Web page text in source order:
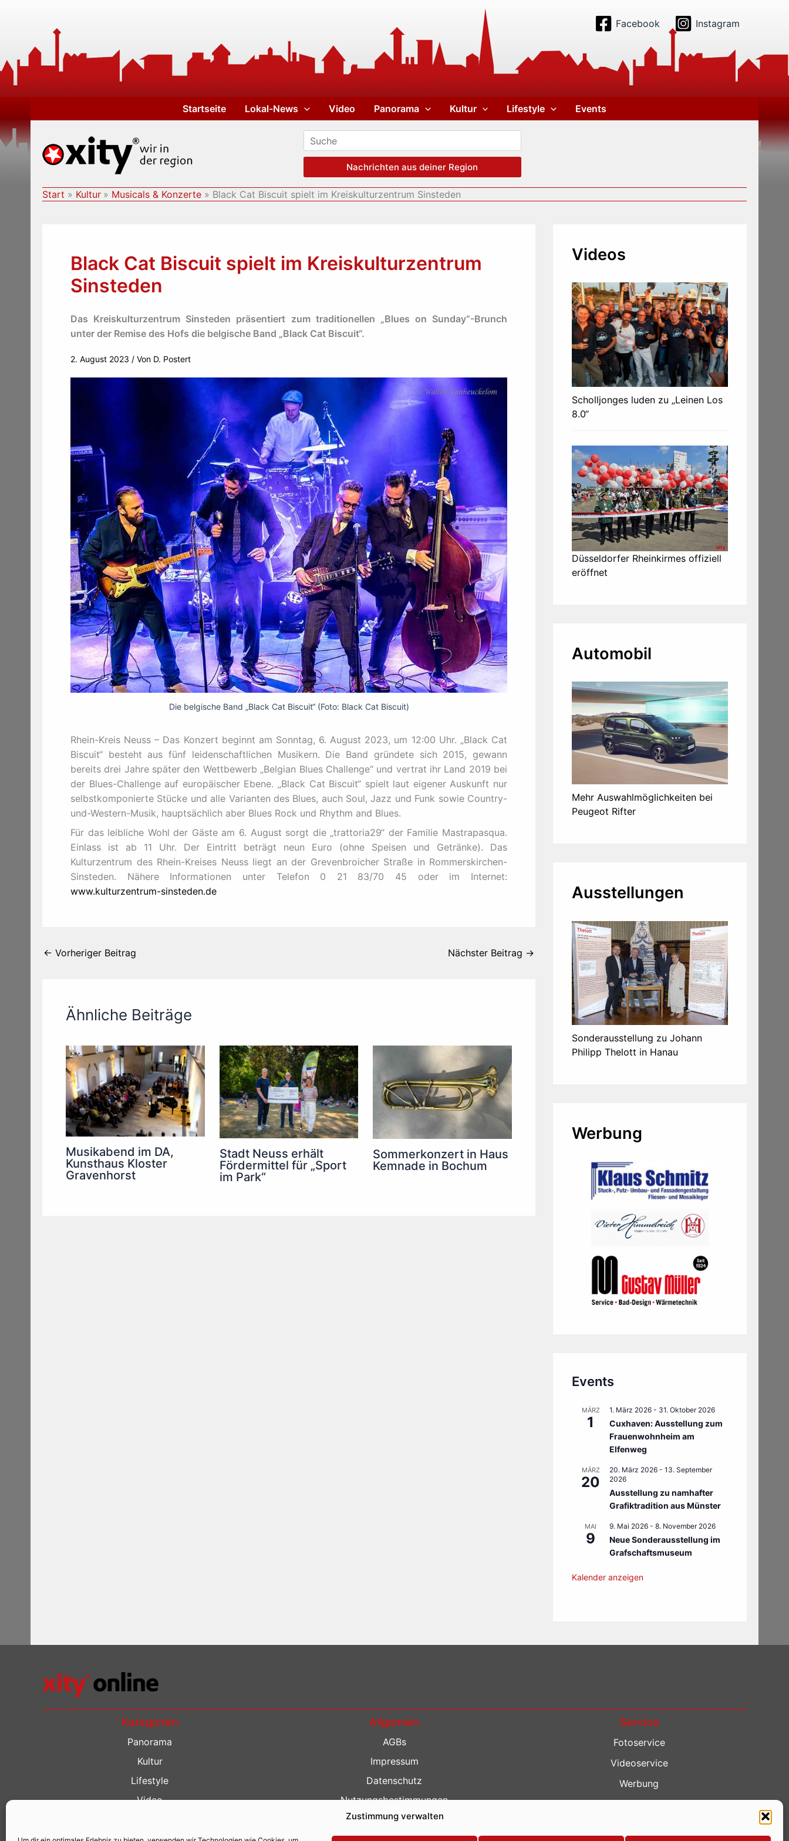
Zustimmung verwalten
Facebook Instagram
Startseite Lokal-News Video Panorama Kultur Lifestyle Events
Nachrichten aus deiner Region
Start Kultur Musicals & Konzerte Black Cat Biscuit spielt im Kreiskulturzentrum Sinsteden
Black Cat Biscuit spielt im Kreiskulturzentrum
Sinsteden
Das Kreiskulturzentrum Sinsteden präsentiert zum traditionellen „Blues on Sunday“-Brunch
unter der Remise des Hofs die belgische Band „Black Cat Biscuit“.
2. August 2023 / Von D. Postert
Die belgische Band „Black Cat Biscuit“ (Foto: Black Cat Biscuit)
Rhein-Kreis Neuss – Das Konzert beginnt am Sonntag, 6. August 2023, um 12:00 Uhr. „Black Cat
Biscuit“ besteht aus fünf leidenschaftlichen Musikern. Die Band gründete sich 2015, gewann
bereits drei Jahre später den Wettbewerb „Belgian Blues Challenge“ und vertrat ihr Land 2019 bei
der Blues-Challenge auf europäischer Ebene. „Black Cat Biscuit“ spielt laut eigener Auskunft nur
selbstkomponierte Stücke und alle Varianten des Blues, auch Soul, Jazz und Funk sowie Country-
und-Western-Musik, hauptsächlich aber Blues Rock und Rhythm and Blues.
Für das leibliche Wohl der Gäste am 6. August sorgt die „trattoria29“ der Familie Mastrapasqua.
Einlass ist ab 11 Uhr. Der Eintritt beträgt neun Euro (ohne Speisen und Getränke). Das
Kulturzentrum des Rhein-Kreises Neuss liegt an der Grevenbroicher Straße in Rommerskirchen-
Sinsteden. Nähere Informationen unter Telefon 0 21 83/70 45 oder im Internet:
www.kulturzentrum-sinsteden.de
← Vorheriger Beitrag Nächster Beitrag →
Ähnliche Beiträge
Musikabend im DA,
Kunsthaus Kloster
Gravenhorst
Stadt Neuss erhält
Fördermittel für „Sport
im Park“
Sommerkonzert in Haus
Kemnade in Bochum
Videos
Scholljonges luden zu „Leinen Los
8.0“
Düsseldorfer Rheinkirmes offiziell
eröffnet
Automobil
Mehr Auswahlmöglichkeiten bei
Peugeot Rifter
Ausstellungen
Sonderausstellung zu Johann
Philipp Thelott in Hanau
Werbung
Events
MÄRZ
1
1. März 2026 - 31. Oktober 2026
Cuxhaven: Ausstellung zum
Frauenwohnheim am
Elfenweg
MÄRZ
20
20. März 2026 - 13. September
2026
Ausstellung zu namhafter
Grafiktradition aus Münster
MAI
9
9. Mai 2026 - 8. November 2026
Neue Sonderausstellung im
Grafschaftsmuseum
Kalender anzeigen
Kategorien
Panorama
Kultur
Lifestyle
Video
Allgemein
AGBs
Impressum
Datenschutz
Nutzungsbestimmungen
Kontakt
Service
Fotoservice
Videoservice
Werbung